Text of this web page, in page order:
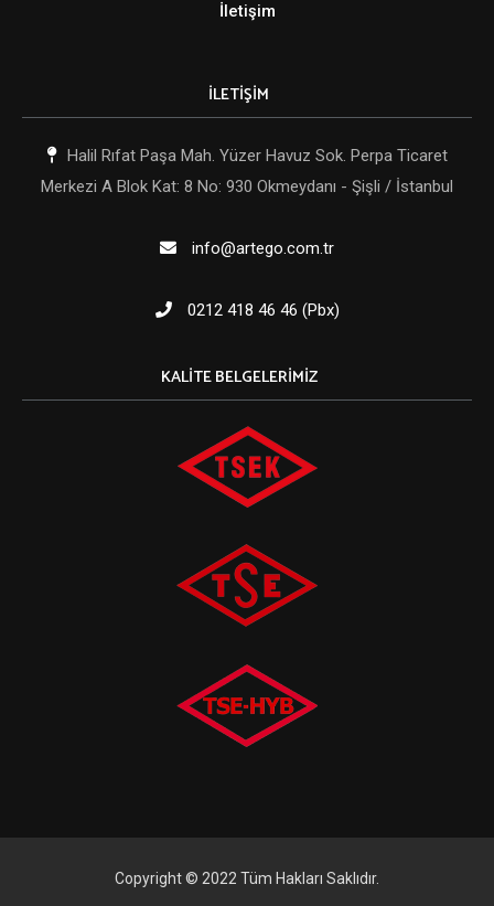
İletişim
İLETİŞİM
Halil Rıfat Paşa Mah. Yüzer Havuz Sok. Perpa Ticaret
Merkezi A Blok Kat: 8 No: 930 Okmeydanı - Şişli / İstanbul
info@artego.com.tr
0212 418 46 46 (Pbx)
KALITE BELGELERIMIZ
Copyright © 2022 Tüm Hakları Saklıdır.